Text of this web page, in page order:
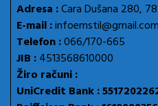
Adresa :Cara Dušana 280,
E-mail :infoemstil@gmail.com
Telefon :066/170-665
JIB :4513568610000
Žiro računi :
UniCredit Bank :